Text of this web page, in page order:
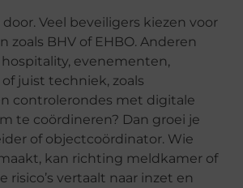
Veel beveiligers kiezen voor
zoals BHV of EHBO. Anderen
hospitality, evenementen,
juist techniek, zoals
controlerondes met digitale
te coördineren? Dan groei je
of objectcoördinator. Wie
kan richting meldkamer of
risico’s vertaalt naar inzet en